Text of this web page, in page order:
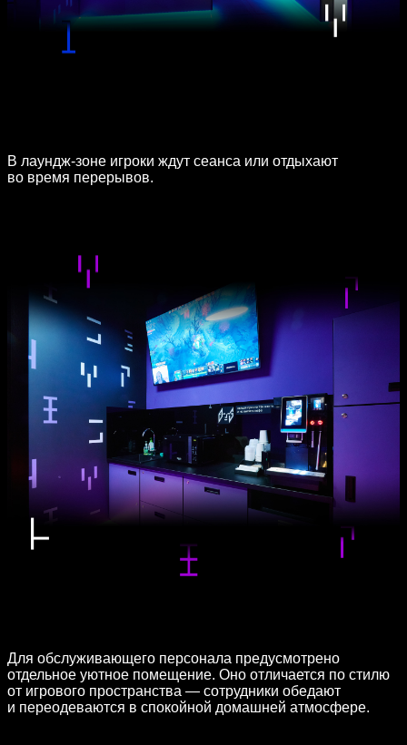
В лаундж-зоне игроки ждут сеанса или отдыхают
во время перерывов.
Для обслуживающего персонала предусмотрено
отдельное уютное помещение. Оно отличается по стилю
от игрового пространства — сотрудники обедают
и переодеваются в спокойной домашней атмосфере.